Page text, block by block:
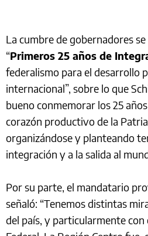
La cumbre de gobernadores
“Primeros 25 años de
federalismo para el desarrollo
internacional”, sobre lo que
bueno conmemorar los 25
corazón productivo de la
organizándose y planteando
integración y a la salida al
Por su parte, el mandatario
señaló: “Tenemos distintas
del país, y particularmente con